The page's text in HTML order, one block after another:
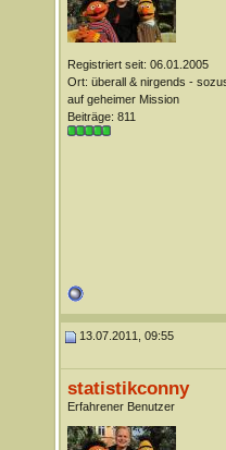
Registriert seit: 06.01.2005
Ort: überall & nirgends -
auf geheimer Mission
Beiträge: 811
13.07.2011, 09:55
statistikconny
Erfahrener Benutzer